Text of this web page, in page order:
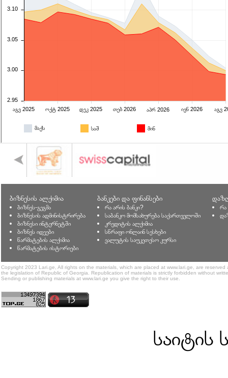
2.95
3.00
3.05
3.10
აგვ 2025 ოქტ 2025 დეკ 2025 თებ 2026 აპრ 2026 ივნ 2026 აგვ
მაქს საშ მინ
ბიზნესის ალქიმია
ბიზნეს-გეგმა
ბიზნესის ადმინისტრირება
ბიზნესი ინტერნეტში
ბიზნეს იდეები
წარმატების ალქიმია
წარმატების ისტორიები
ბანკები და ფინანსები
რა არის ბანკი?
საბანკო მომსახურება საქართველოში
კრედიტის ალქიმია
სწრაფი ონლაინ სესხები
ვალუტის საუკეთესო კურსი
რა
Copyright 2023 Lari.ge, All rights on the materials, which are placed at www.lari.ge, are
the legislation of Republic of Georgia. Republication of materials is strictly forbidden without
Sending or publishing materials at www.lari.ge you give the right to their use.
საიტის